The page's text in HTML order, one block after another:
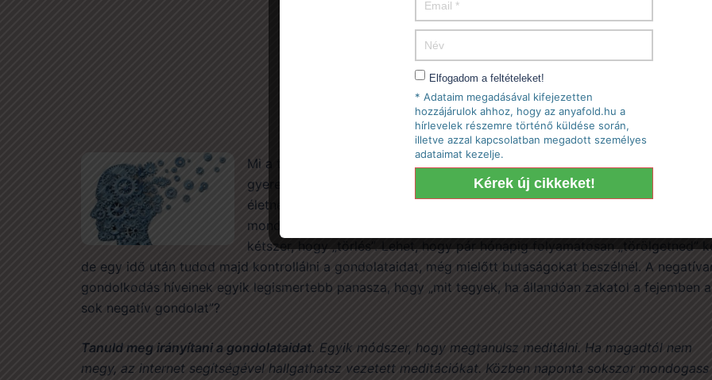
Mi a teendő, ha észreveszed negativitásodat ? Akár magadnak, akár
gyerekednek mondogatod a butaságokat, figyelj oda. Ezt hívják tudatos
életnek. Nem csak élek, eszem, iszom, hanem oda figyelek miket gondolok és
mondok. Ha mégis kicsúszik a szádon egy-egy magadat becsmérlő szó,
kétszer, hogy „törlés”. Lehet, hogy pár hónapig folyamatosan „törölgetned”
de egy idő után tudod majd kontrollálni a gondolataidat, még mielőtt butaságokat beszélnél. A
gondolkodás híveinek egyik legismertebb panasza, hogy „mit tegyek, ha állandóan zakatol a fejemben a
sok negatív gondolat”?
Tanuld meg irányítani a gondolataidat. Egyik módszer, hogy megtanulsz meditálni. Ha magadtól nem
megy, az internet segítségével hallgathatsz vezetett meditációkat. Közben naponta sokszor mondogass
Elfogadom a feltételeket!
* Adataim megadásával kifejezetten
hozzájárulok ahhoz, hogy az anyafold.hu a
hírlevelek részemre történő küldése során,
illetve azzal kapcsolatban megadott személyes
adataimat kezelje.